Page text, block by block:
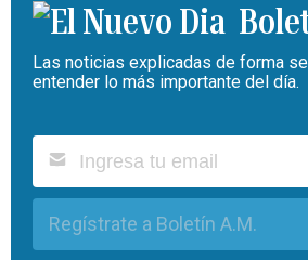
Las noticias explicadas de forma
entender lo más importante del día.
Regístrate a Boletín A.M.